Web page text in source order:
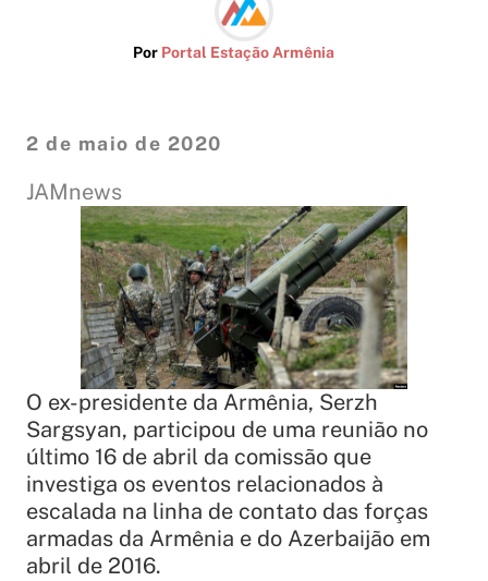
Por Portal Estação Armênia
2 de maio de 2020
JAMnews
O ex-presidente da Armênia, Serzh
Sargsyan, participou de uma reunião no
último 16 de abril da comissão que
investiga os eventos relacionados à
escalada na linha de contato das forças
armadas da Armênia e do Azerbaijão em
abril de 2016.